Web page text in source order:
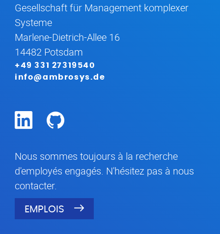
Gesellschaft für Management komplexer
Systeme
Marlene-Dietrich-Allee 16
14482 Potsdam
+49 331 27319540
info@ambrosys.de
Nous sommes toujours à la recherche
d'employés engagés. N'hésitez pas à nous
contacter.
EMPLOIS